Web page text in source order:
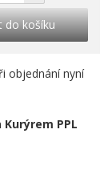
do košíku
objednání nyní
Kurýrem PPL